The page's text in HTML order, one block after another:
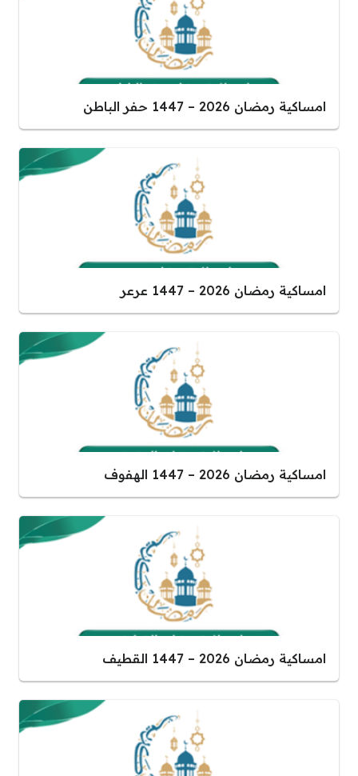
امساكية رمضان 2026 – 1447 حفر الباطن
امساكية رمضان 2026 – 1447 عرعر
امساكية رمضان 2026 – 1447 الهفوف
امساكية رمضان 2026 – 1447 القطيف